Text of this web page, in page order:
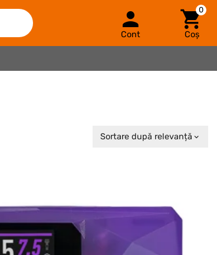
Cont Coș
0
Sortare după relevanță